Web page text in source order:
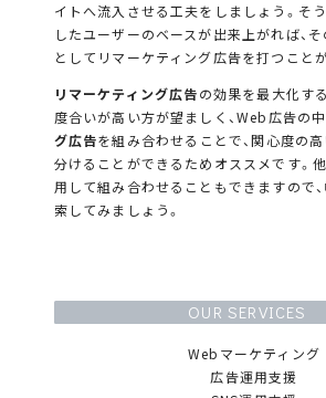
イトへ流入させる工夫をしましょう。そ
したユーザーのベースが出来上がれば、
としてリマーケティング広告を打つこと
リマーケティング広告の効果を最大化す
度合いが高い方が望ましく、Web広告の
グ広告を組み合わせることで、関心度の
分けることができるためオススメです。
用して組み合わせることもできますので
索してみましょう。
OUR SERVICES
Webマーケティング
広告運用支援